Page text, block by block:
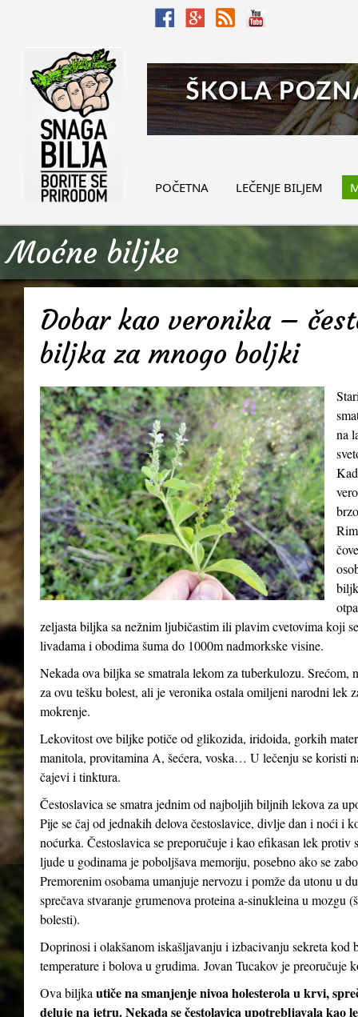
POČETNA LEČENJE BILJEM
Moćne biljke
Dobar kao veronika –
biljka za mnogo boljki
na
zeljasta biljka sa nežnim ljubičastim ili plavim cvetovima koji
livadama i obodima šuma do 1000m nadmorkske visine.
Nekada ova biljka se smatrala lekom za tuberkulozu.
za ovu tešku bolest, ali je veronika ostala omiljeni narodni lek
mokrenje.
Lekovitost ove biljke potiče od glikozida, iridoida, gorkih
manitola, provitamina A, šećera, voska… U lečenju se koristi
čajevi i tinktura.
Čestoslavica se smatra jednim od najboljih biljnih lekova za
Pije se čaj od jednakih delova čestoslavice, divlje dan i noći i
noćurka. Čestoslavica se preporučuje i kao efikasan lek
ljude u godinama je poboljšava memoriju, posebno ako se
Premorenim osobama umanjuje nervozu i pomže da utonu u
sprečava stvaranje grumenova proteina a-sinukleina u mozgu
bolesti).
Doprinosi i olakšanom iskašljavanju i izbacivanju sekreta kod
temperature i bolova u grudima. Jovan Tucakov je preoručuje
Ova biljka utiče na smanjenje nivoa holesterola u krvi,
deluje na jetru. Nekada se čestolavica upotrebljavala kao